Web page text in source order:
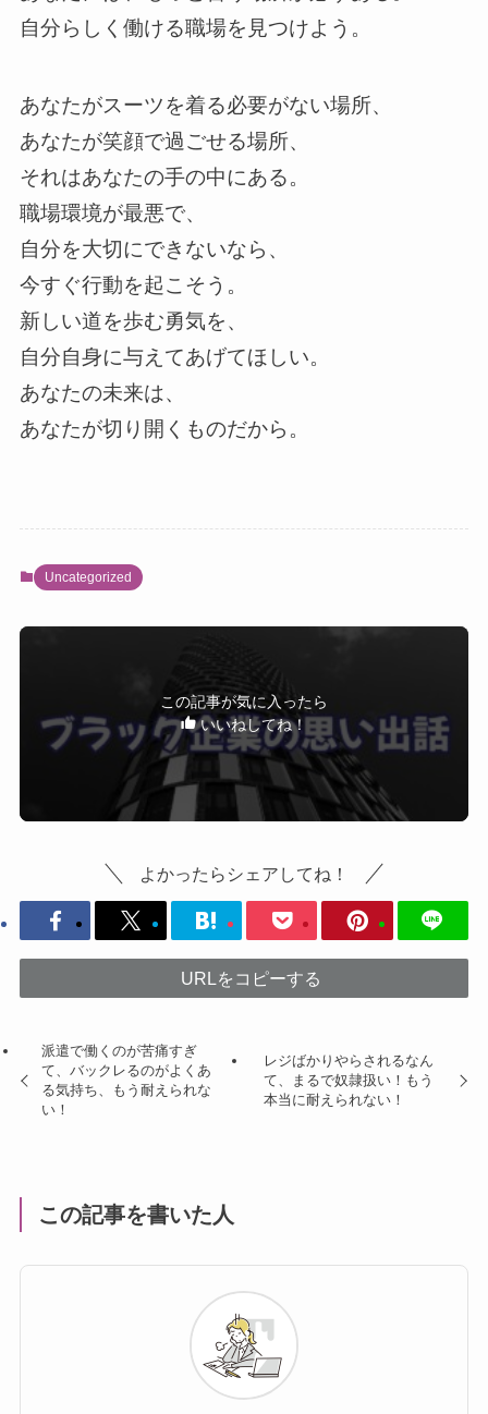
自分らしく働ける職場を見つけよう。
あなたがスーツを着る必要がない場所、
あなたが笑顔で過ごせる場所、
それはあなたの手の中にある。
職場環境が最悪で、
自分を大切にできないなら、
今すぐ行動を起こそう。
新しい道を歩む勇気を、
自分自身に与えてあげてほしい。
あなたの未来は、
あなたが切り開くものだから。
Uncategorized
この記事が気に入ったら
いいねしてね！
よかったらシェアしてね！
URLをコピーする
派遣で働くのが苦痛すぎ
て、バックレるのがよくあ
る気持ち、もう耐えられな
い！
レジばかりやらされるなん
て、まるで奴隷扱い！もう
本当に耐えられない！
この記事を書いた人